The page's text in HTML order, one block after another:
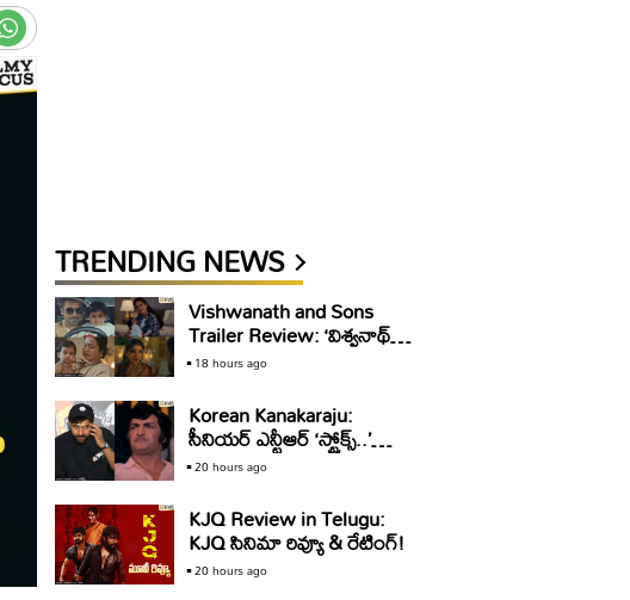
TRENDING NEWS
Vishwanath and Sons
Trailer Review: ‘విశ్వనాథ్
అండ్ సన్స్’ ట్రైలర్ రివ్యూ..
స్యూర్ షాట్ బ్లాక్ బస్టర్
18 hours ago
Korean Kanakaraju:
సీనియర్ ఎన్టీఆర్ ‘స్ట్రోక్స్..’
డైలాగ్ పై విమర్శలు.. ‘కొరియన్
కనకరాజు’ టీమ్ క్లారిటీ ఇది
20 hours ago
KJQ Review in Telugu:
KJQ సినిమా రివ్యూ & రేటింగ్!
20 hours ago